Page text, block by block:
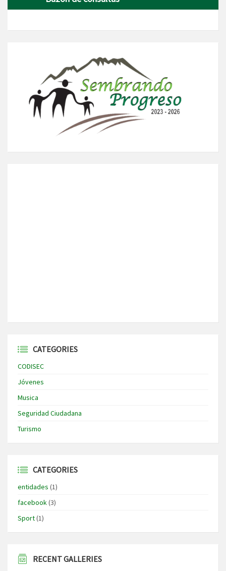
CATEGORIES
CODISEC
Jóvenes
Musica
Seguridad Ciudadana
Turismo
CATEGORIES
entidades (1)
facebook(3)
Sport(1)
RECENT GALLERIES